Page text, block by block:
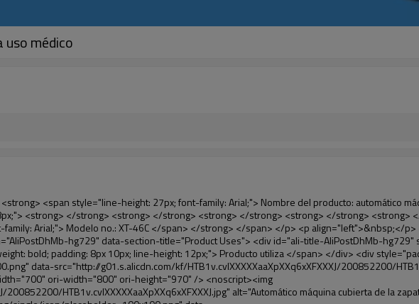
médico
font-family: Arial;"> Hermo film retráctil se reducirá en </span> </em> </span> </strong> </span> </p> <p> <span style="line-height: 21px; font-size: 14px;"> <strong> <em> <span style="line-height: normal; font-family: Arial; color: #99cc00;"> Temperatura adecuada </span> </em> </strong> <span style="line-height: normal; font-family: Arial;"> <strong> <em> <span style="line-height: 21px; color: #99cc00;"> . </span> </em> </strong> Tecnología diferente de otros cubierta del zapato </span> <span style="line-height: normal; font-family: Arial;"> Máquina </span> <span style="line-height: normal; font-family: Arial;"> . </span> </span> </p> <p> <span style="line-height: 21px; font-size: 14px;"> <span style="line-height: normal; font-family: Arial;"> Puede <span style="line-height: 21px; color: #0000ff;"> </span> </span> <em> <span style="line-height: normal; font-weight: bold; font-family: Arial; color: #99cc00;"> Automáticamente </span> </em> <span style="line-height: normal; font-family: Arial;"> <em> <span style="line-height: 21px; color: #99cc00;"> </span> </em> Salidas y corta la película de PVC y </span> <em> <span style="line-height: normal; font-weight: bold; font-family: Arial; color: #99cc00;"> Proporcionar aire caliente. </span> </em> </span> </p> <p><br> <strong> <span style="line-height: 21px; font-size: 14px;"> <span style="line-height: normal; font-family: Arial;"> Que </span> <span style="line-height: 18px;"> <span style="line-height: normal; font-family: Arial;"> Sólo toma tres </span> </span> <span style="line-height: normal; font-family: Arial;"> Segundos para hacer que el PVC película en zapatos cubierta del zapato y abrigos de las personas </span> <span style="line-height: normal; font-family: Arial;"> . </span> </span> </strong> </p> <p>&nbsp;</p> <p>&nbsp;</p> <p> <strong> <span style="line-height: 36px; color: #99cc00; font-size: 24px;"> <em> <span style="line-height: 21px;"> <span style="line-height: normal; font-family: Arial;"> Automática máquina de la cubierta </span> </span> </em> </span> </strong> </p> <p> <span style="line-height: 27px; font-size: 18px; color: #99cc00;"> <em> <span style="line-height: 21px;"> <span style="line-height: normal; font-family: Arial;"> Para proporcionar un ambiente limpio! </span> </span> </em> </span> </p> <p>&nbsp;</p> </div> </div> <div id="ali-anchor-AliPostDhMb-lcfkj" style="padding-top: 8px;" data-section="AliPostDhMb-lcfkj" data-section-title="Product Description"> <div id="ali-title-AliPostDhMb-lcfkj" style="padding: 8px 0px; border-bottom-style: solid;"> <span style="background-color: #ddd; color: #333; font-weight: bold; padding: 8px 10px; line-height: 12px;"> Descripción del producto </span> </div> <div style="padding: 10px 0px;"><p>&nbsp;<img src="http://i03.i.aliimg.com/simg/single/icon/placeholder_100x100.png" data-src="http://g01.s.alicdn.com/kf/HTB18lcbIXXXXXbEXVXXq6xXFXXXF/200852200/HTB18lcbIXXXXXbEXVXXq6xXFXXXF.jpg" data-alt="Automático máquina cubierta de la zapata para uso médico" width="700" ori-width="785" ori-height="559" /> <noscript><img src="http://g01.s.alicdn.com/kf/HTB18lcbIXXXXXbEXVXXq6xXFXXXF/200852200/HTB18lcbIXXXXXbEXVXXq6xXFXXXF.jpg" alt="Automático máquina cubierta de la zapata para uso médico" width="700" ori-width="785" ori-height="559"></noscript> </p></div> </div> <p data-section-blank="AliPostDhMb-lcfkj">&nbsp;</p> <p data-section-blank="AliPostDhMb-lcfkj"><img src="http://i03.i.aliimg.com/simg/single/icon/placeholder_100x100.png" data-src="http://g04.s.alicdn.com/kf/HTB1t2oxIXXXXXXOXpXXq6xXFXXXF/200852200/HTB1t2oxIXXXXXXOXpXXq6xXFXXXF.jpg" data-alt="Automático máquina cubierta de la zapata para uso médico" width="700" ori-width="800" ori-height="654" /> <noscript><img src="http://g04.s.alicdn.com/kf/HTB1t2oxIXXXXXXOXpXXq6xXFXXXF/200852200/HTB1t2oxIXXXXXXOXpXXq6xXFXXXF.jpg" alt="Automático máquina cubierta de la zapata para uso médico" width="700" ori-width="800" ori-height="654"></noscript> </p> <p data-section-blank="AliPostDhMb-g01as">&nbsp;</p> <div id="ali-anchor-AliPostDhMb-ktqz1" style="padding-top: 8px;" data-section="AliPostDhMb-ktqz1" data-section-title="Product Advantages"> <div